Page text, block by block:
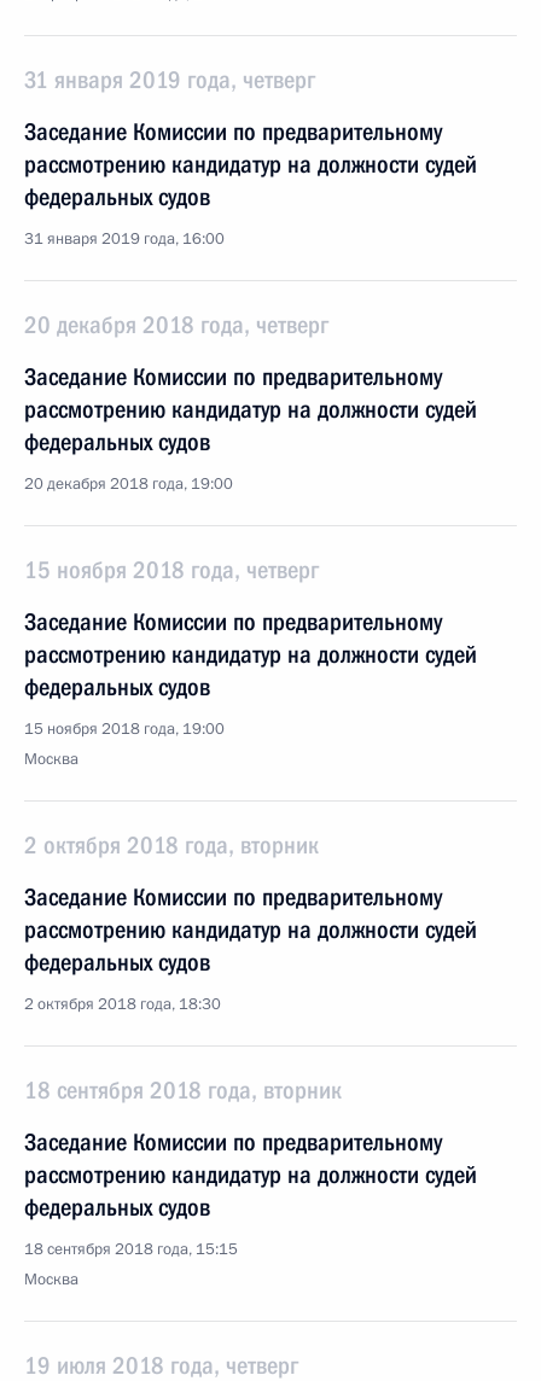
31 января 2019 года, четверг
Заседание Комиссии по предварительному
рассмотрению кандидатур на должности судей
федеральных судов
31 января 2019 года, 16:00
20 декабря 2018 года, четверг
Заседание Комиссии по предварительному
рассмотрению кандидатур на должности судей
федеральных судов
20 декабря 2018 года, 19:00
15 ноября 2018 года, четверг
Заседание Комиссии по предварительному
рассмотрению кандидатур на должности судей
федеральных судов
15 ноября 2018 года, 19:00
Москва
2 октября 2018 года, вторник
Заседание Комиссии по предварительному
рассмотрению кандидатур на должности судей
федеральных судов
2 октября 2018 года, 18:30
18 сентября 2018 года, вторник
Заседание Комиссии по предварительному
рассмотрению кандидатур на должности судей
федеральных судов
18 сентября 2018 года, 15:15
Москва
19 июля 2018 года, четверг